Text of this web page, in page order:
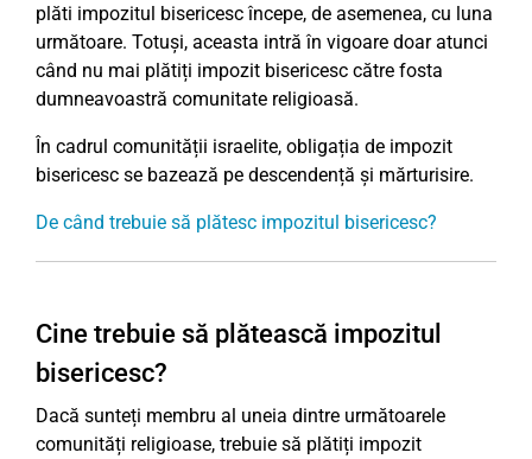
plăti impozitul bisericesc începe, de asemenea, cu luna
următoare. Totuși, aceasta intră în vigoare doar atunci
când nu mai plătiți impozit bisericesc către fosta
dumneavoastră comunitate religioasă.
În cadrul comunității israelite, obligația de impozit
bisericesc se bazează pe descendență și mărturisire.
De când trebuie să plătesc impozitul bisericesc?
Cine trebuie să plătească impozitul
bisericesc?
Dacă sunteți membru al uneia dintre următoarele
comunități religioase, trebuie să plătiți impozit